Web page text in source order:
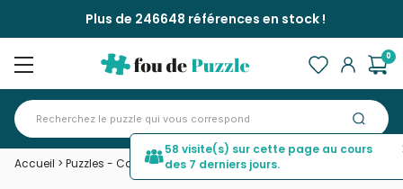
Plus de 246648 références en stock !
0
Accueil > Puzzles - Campagne>Mala Fatra
58 visite(s) sur cette page au cours
des 7 derniers jours.